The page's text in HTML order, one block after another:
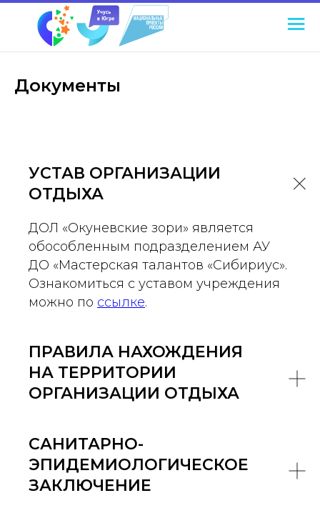
Документы
УСТАВ ОРГАНИЗАЦИИ
ОТДЫХА
ДОЛ «Окуневские зори» является
обособленным подразделением АУ
ДО «Мастерская талантов «Сибириус».
Ознакомиться с уставом учреждения
можно по ссылке.
ПРАВИЛА НАХОЖДЕНИЯ
НА ТЕРРИТОРИИ
ОРГАНИЗАЦИИ ОТДЫХА
САНИТАРНО-
ЭПИДЕМИОЛОГИЧЕСКОЕ
ЗАКЛЮЧЕНИЕ